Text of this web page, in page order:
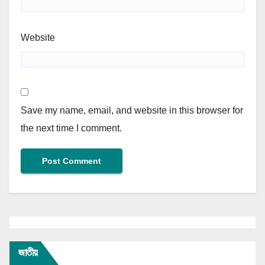
Website
Save my name, email, and website in this browser for
the next time I comment.
জাতীয়